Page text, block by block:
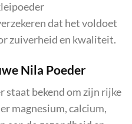
dat het voldoet
zuiverheid en kwaliteit.
Nila Poeder
staat bekend om zijn rijke
magnesium, calcium,